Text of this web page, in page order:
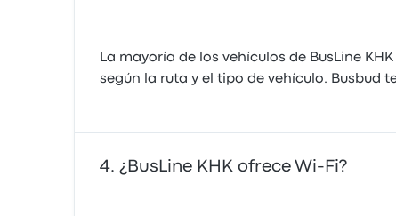
La mayoría de los vehículos de BusLine
según la ruta y el tipo de vehículo. Busbud
¿BusLine KHK ofrece Wi‑Fi?